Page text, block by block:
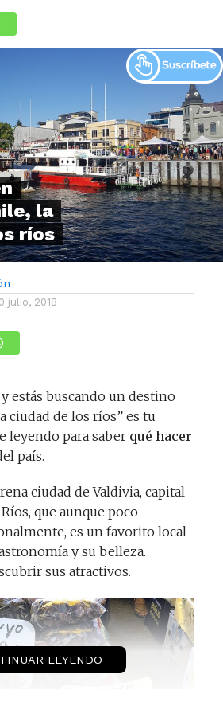
la
ríos
julio, 2018
y estás buscando un destino
ciudad de los ríos” es tu
leyendo para saber qué hacer
país.
ciudad de Valdivia, capital
que aunque poco
es un favorito local
y su belleza.
sus atractivos.
LEYENDO